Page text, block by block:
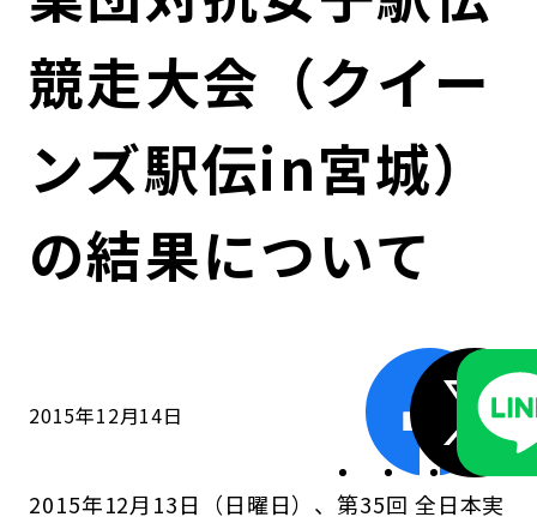
ローカル共創イニシアティブ
関連事業
IRニュース
IRカレンダー
社会
ガバナンス
競走大会（クイー
ンズ駅伝in宮城）
の結果について
2015年12月14日
2015年12月13日（日曜日）、第35回 全日本実